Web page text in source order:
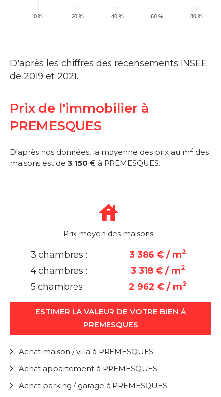
80 %
60 %
40 %
20 %
0 %
D'après les chiffres des recensements INSEE
de 2019 et 2021.
Prix de l'immobilier à
PREMESQUES
D'après nos données, la moyenne des prix au m2 des
maisons est de 3 150 € à PREMESQUES.
Prix moyen des maisons
3 chambres : 3 386 € / m2
4 chambres : 3 318 € / m2
5 chambres : 2 962 € / m2
ESTIMER LA VALEUR DE VOTRE BIEN À
PREMESQUES
Achat maison / villa à PREMESQUES
Achat appartement à PREMESQUES
Achat parking / garage à PREMESQUES